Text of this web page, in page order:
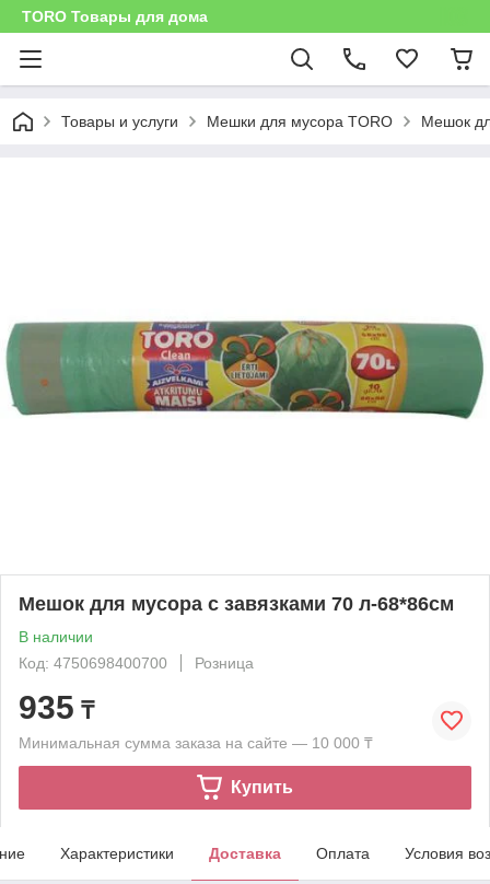
TORO Товары для дома
Товары и услуги Мешки для мусора TORO Мешок
Мешок для мусора с завязками 70 л-68*86см
В наличии
Код: 4750698400700
Розница
935 ₸
Минимальная сумма заказа на сайте — 10 000 ₸
Купить
Характеристики Доставка Оплата Условия